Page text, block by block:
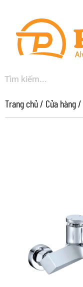
Trang chủ/ Cửa hàng/